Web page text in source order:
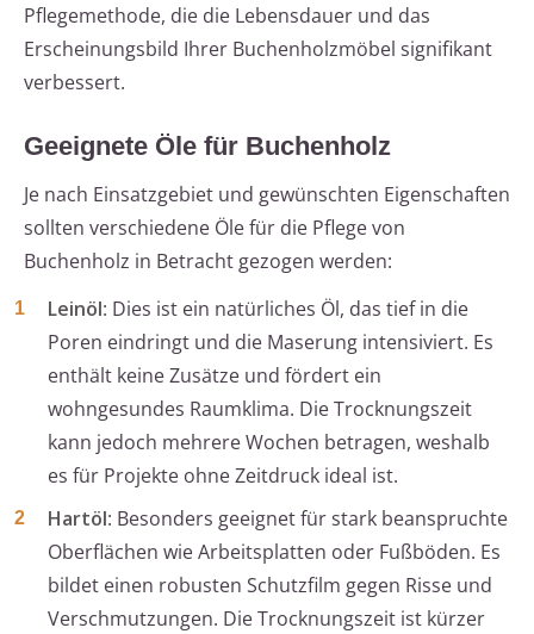
Pflegemethode, die die Lebensdauer und das
Erscheinungsbild Ihrer Buchenholzmöbel signifikant
verbessert.
Geeignete Öle für Buchenholz
Je nach Einsatzgebiet und gewünschten Eigenschaften
sollten verschiedene Öle für die Pflege von
Buchenholz in Betracht gezogen werden:
Leinöl: Dies ist ein natürliches Öl, das tief in die
Poren eindringt und die Maserung intensiviert. Es
enthält keine Zusätze und fördert ein
wohngesundes Raumklima. Die Trocknungszeit
kann jedoch mehrere Wochen betragen, weshalb
es für Projekte ohne Zeitdruck ideal ist.
Hartöl: Besonders geeignet für stark beanspruchte
Oberflächen wie Arbeitsplatten oder Fußböden. Es
bildet einen robusten Schutzfilm gegen Risse und
Verschmutzungen. Die Trocknungszeit ist kürzer